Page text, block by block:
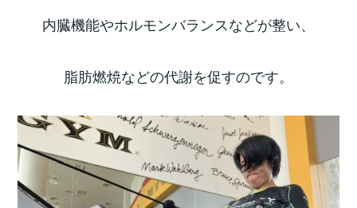
内臓機能やホルモンバランスなどが整い、
脂肪燃焼などの代謝を促すのです。